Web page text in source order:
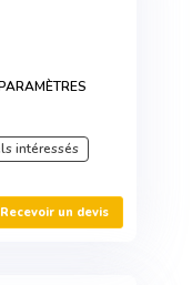
intéressés
Recevoir un devis